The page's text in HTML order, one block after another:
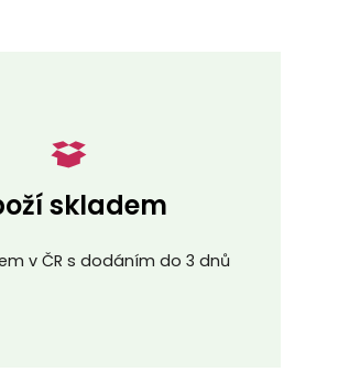
skladem
v ČR s dodáním do 3 dnů